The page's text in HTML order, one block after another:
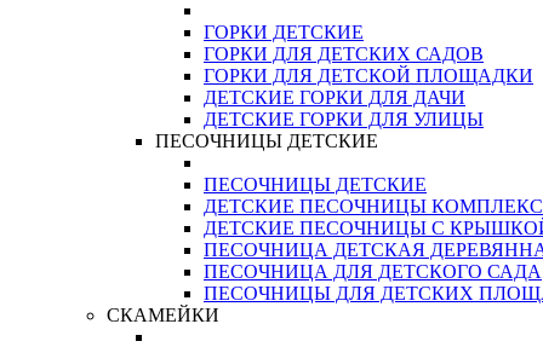
ГОРКИ ДЕТСКИЕ
ГОРКИ ДЛЯ ДЕТСКИХ САДОВ
ГОРКИ ДЛЯ ДЕТСКОЙ ПЛОЩАДКИ
ДЕТСКИЕ ГОРКИ ДЛЯ ДАЧИ
ДЕТСКИЕ ГОРКИ ДЛЯ УЛИЦЫ
ПЕСОЧНИЦЫ ДЕТСКИЕ
ПЕСОЧНИЦЫ ДЕТСКИЕ
ДЕТСКИЕ ПЕСОЧНИЦЫ
ДЕТСКИЕ ПЕСОЧНИЦЫ С
ПЕСОЧНИЦА ДЕТСКАЯ
ПЕСОЧНИЦА ДЛЯ ДЕТСКОГО САДА
ПЕСОЧНИЦЫ ДЛЯ ДЕТСКИХ
СКАМЕЙКИ